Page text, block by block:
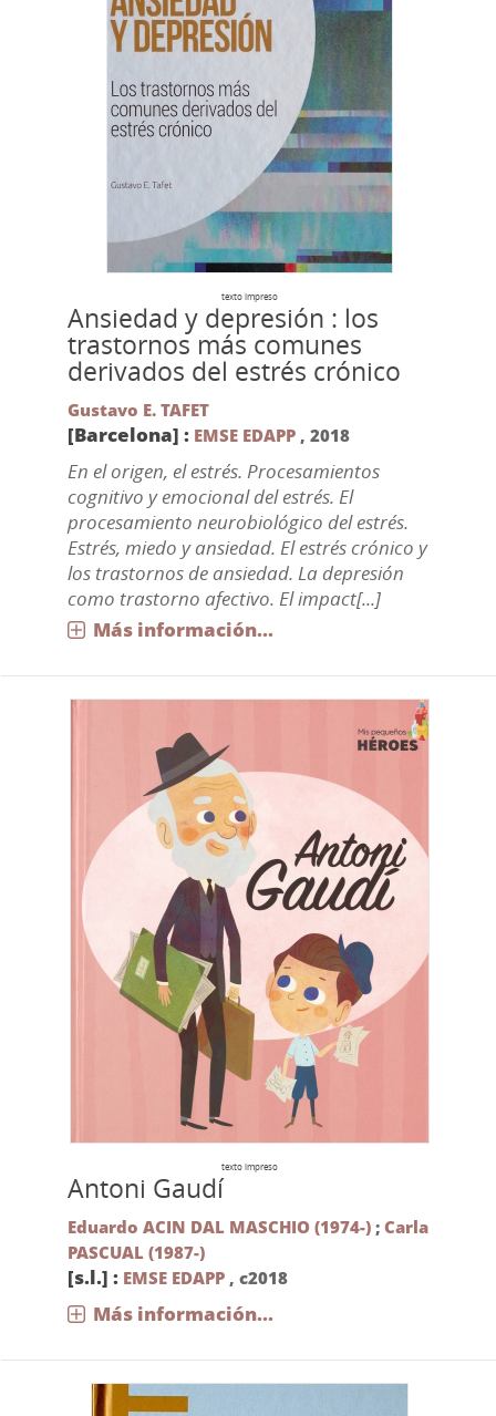
texto impreso
Ansiedad y depresión : los
trastornos más comunes
derivados del estrés crónico
Gustavo E. TAFET
[Barcelona] : EMSE EDAPP, 2018
En el origen, el estrés. Procesamientos
cognitivo y emocional del estrés. El
procesamiento neurobiológico del estrés.
Estrés, miedo y ansiedad. El estrés crónico y
los trastornos de ansiedad. La depresión
como trastorno afectivo. El impact[...]
Más información...
texto impreso
Antoni Gaudí
Eduardo ACIN DAL MASCHIO (1974-); Carla
PASCUAL (1987-)
[s.l.] : EMSE EDAPP, c2018
Más información...